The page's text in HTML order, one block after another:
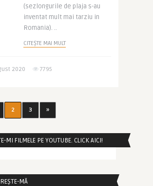
(sezlongurile de plaja s-au
inventat mult mai tarziu in
Romania). ..
CITEȘTE MAI MULT
2020 7795
2 3 »
MI FILMELE PE YOUTUBE. CLICK AICI!
MĂ